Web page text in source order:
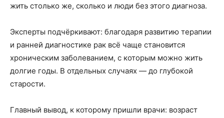
жить столько же, сколько и люди без этого диагноза.
Эксперты подчёркивают: благодаря развитию терапии
и ранней диагностике рак всё чаще становится
хроническим заболеванием, с которым можно жить
долгие годы. В отдельных случаях — до глубокой
старости.
Главный вывод, к которому пришли врачи: возраст